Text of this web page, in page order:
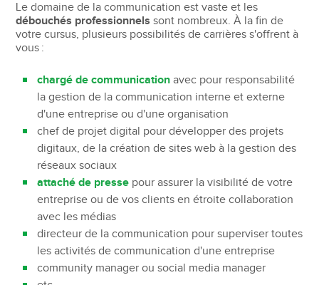
Le domaine de la communication est vaste et les
débouchés professionnels sont nombreux. À la fin de
votre cursus, plusieurs possibilités de carrières s'offrent à
vous :
chargé de communication avec pour responsabilité
la gestion de la communication interne et externe
d'une entreprise ou d'une organisation
chef de projet digital pour développer des projets
digitaux, de la création de sites web à la gestion des
réseaux sociaux
attaché de presse pour assurer la visibilité de votre
entreprise ou de vos clients en étroite collaboration
avec les médias
directeur de la communication pour superviser toutes
les activités de communication d'une entreprise
community manager ou social media manager